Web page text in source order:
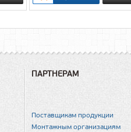
ПАРТНЕРАМ
Поставщикам продукции
Монтажным организациям